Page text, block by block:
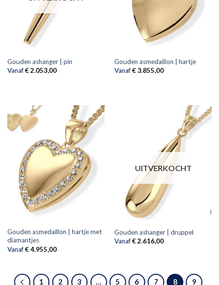
Gouden ashanger | pin
Vanaf€2.053,00
Gouden asmedaillon | hartje
Vanaf€3.855,00
Gouden asmedaillon | hartje met
diamantjes
Vanaf€4.955,00
UITVERKOCHT
Gouden ashanger | druppel
Vanaf€2.616,00
1 2 3 … 5 6 7 8 9